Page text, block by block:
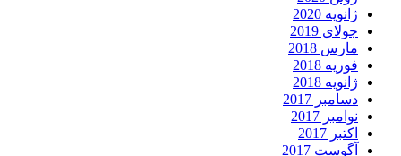
ژانویه 2020
جولای 2019
مارس 2018
فوریه 2018
ژانویه 2018
دسامبر 2017
نوامبر 2017
اکتبر 2017
آگوست 2017